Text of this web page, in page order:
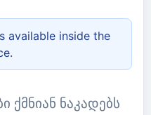
available inside the
ქმნიან ნაკადებს